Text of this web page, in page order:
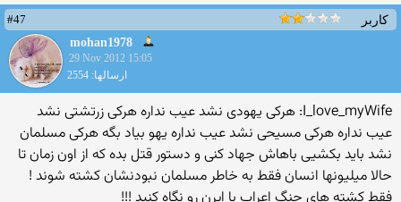
کاربر
#47
mohan1978
29 Nov 2012 15:05
ارسالها: 2554
I_love_myWife: هرکی یهودی نشد عیب نداره هرکی زرتشتی نشد
عیب نداره هرکی مسیحی نشد عیب نداره یهو بیاد بگه هرکی مسلمان
نشد باید بکشیی باهاش جهاد کنی و دستور قتل بده که از اون زمان تا
حالا میلیونها انسان فقط به خاطر مسلمان نبودنشان کشته شوند !